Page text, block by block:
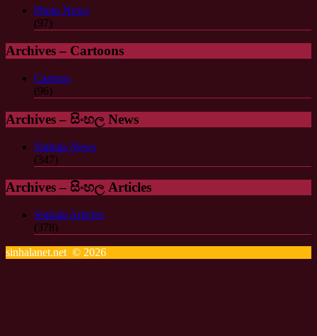
Photo News
(97)
Archives – Cartoons
Cartoon
(96)
Archives – සිංහල News
Sinhala News
(347)
Archives – සිංහල Articles
Sinhala Articles
(378)
sinhalanet.net © 2026